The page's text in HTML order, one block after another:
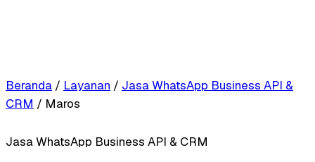
Beranda / Layanan / Jasa WhatsApp Business API &
CRM / Maros
Jasa WhatsApp Business API & CRM